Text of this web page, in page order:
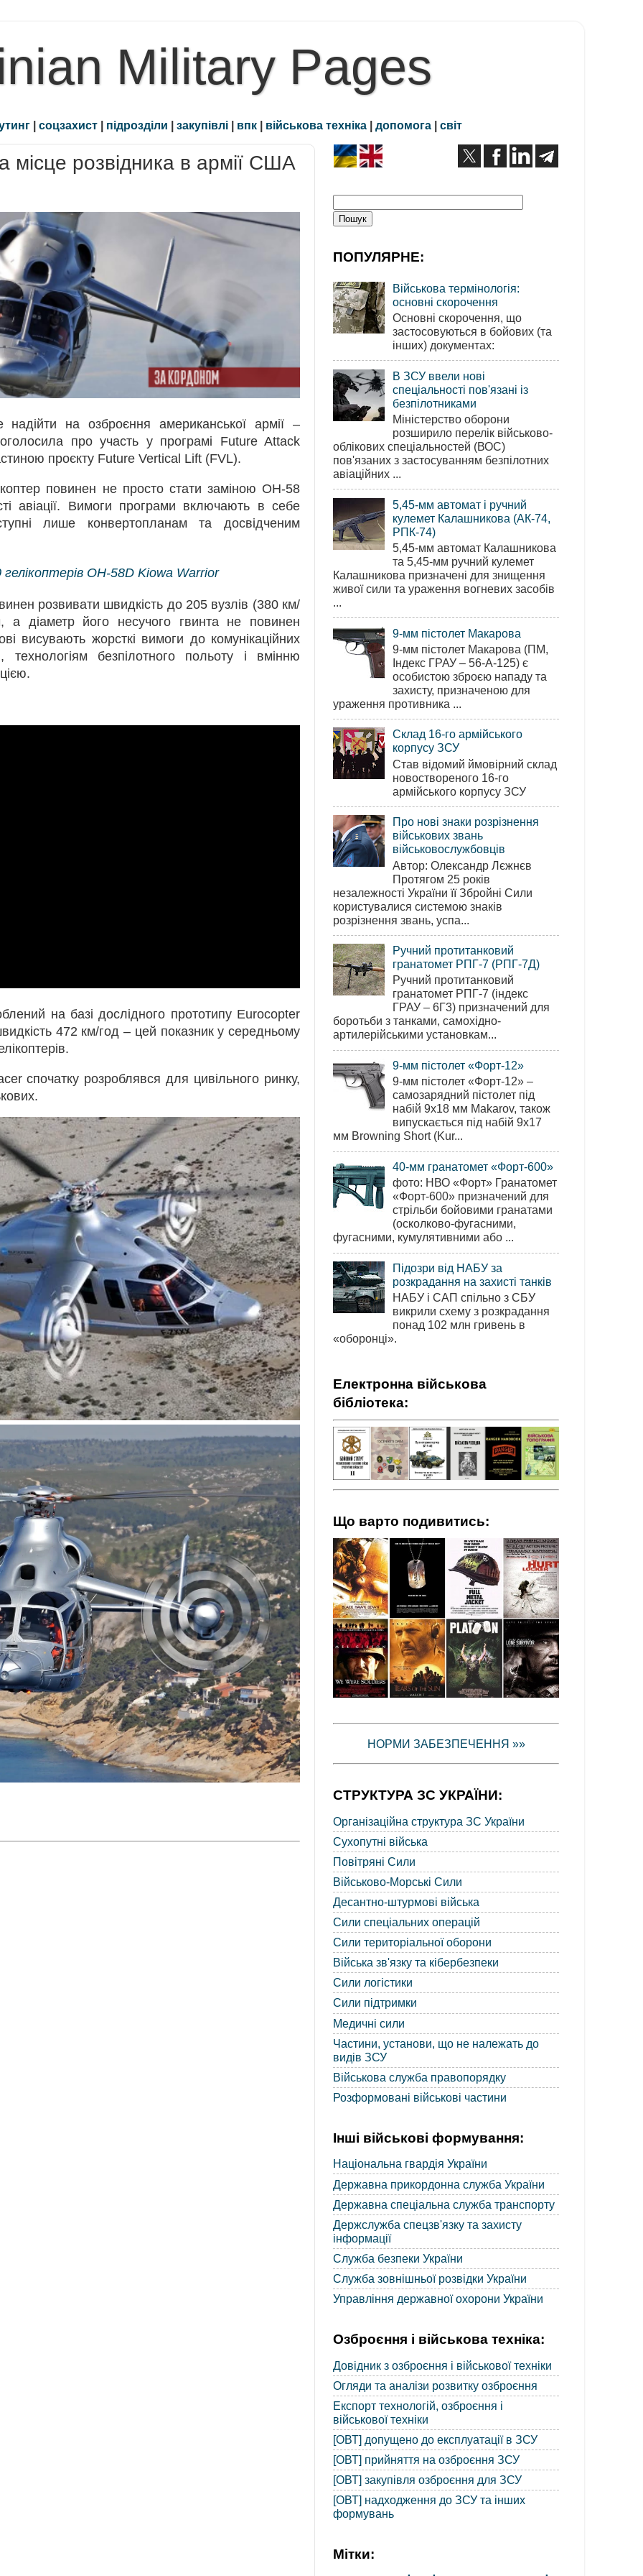
Military Pages
| соцзахист | підрозділи | закупівлі | впк | військова техніка | допомога | світ
місце розвідника в армії США
на озброєння американської армії –
про участь у програмі Future Attack
проєкту Future Vertical Lift (FVL).
повинен не просто стати заміною OH-58
авіації. Вимоги програми включають в себе
лише конвертопланам та досвідченим
OH-58D Kiowa Warrior
розвивати швидкість до 205 вузлів (380 км/
діаметр його несучого гвинта не повинен
висувають жорсткі вимоги до комунікаційних
безпілотного польоту і вмінню
на базі дослідного прототипу Eurocopter
472 км/год – цей показник у середньому
спочатку розроблявся для цивільного ринку,
ПОПУЛЯРНЕ:
Військова термінологія:
основні скорочення
Основні скорочення, що
застосовуються в бойових (та
інших) документах:
В ЗСУ ввели нові
спеціальності пов'язані із
безпілотниками
Міністерство оборони
розширило перелік військово-
облікових спеціальностей (ВОС)
пов'язаних з застосуванням безпілотних
авіаційних ...
5,45-мм автомат і ручний
кулемет Калашникова (АК-74,
РПК-74)
5,45-мм автомат Калашникова
та 5,45-мм ручний кулемет
Калашникова призначені для знищення
живої сили та ураження вогневих засобів
...
9-мм пістолет Макарова
9-мм пістолет Макарова (ПМ,
Індекс ГРАУ – 56-А-125) є
особистою зброєю нападу та
захисту, призначеною для
ураження противника ...
Склад 16-го армійського
корпусу ЗСУ
Став відомий ймовірний склад
новоствореного 16-го
армійського корпусу ЗСУ
Про нові знаки розрізнення
військових звань
військовослужбовців
Автор: Олександр Лєжнєв
Протягом 25 років
незалежності України її Збройні Сили
користувалися системою знаків
розрізнення звань, успа...
Ручний протитанковий
гранатомет РПГ-7 (РПГ-7Д)
Ручний протитанковий
гранатомет РПГ-7 (індекс
ГРАУ – 6Г3) призначений для
боротьби з танками, самохідно-
артилерійськими установкам...
9-мм пістолет «Форт-12»
9-мм пістолет «Форт-12» –
самозарядний пістолет під
набій 9х18 мм Makarov, також
випускається під набій 9х17
мм Browning Short (Kur...
40-мм гранатомет «Форт-600»
фото: НВО «Форт» Гранатомет
«Форт-600» призначений для
стрільби бойовими гранатами
(осколково-фугасними,
фугасними, кумулятивними або ...
Підозри від НАБУ за
розкрадання на захисті танків
НАБУ і САП спільно з СБУ
викрили схему з розкрадання
понад 102 млн гривень в
«оборонці».
Електронна військова
бібліотека:
Що варто подивитись:
НОРМИ ЗАБЕЗПЕЧЕННЯ »»
СТРУКТУРА ЗС УКРАЇНИ:
Організаційна структура ЗС України
Сухопутні війська
Повітряні Сили
Військово-Морські Сили
Десантно-штурмові війська
Сили спеціальних операцій
Сили територіальної оборони
Війська зв'язку та кібербезпеки
Сили логістики
Сили підтримки
Медичні сили
Частини, установи, що не належать до
видів ЗСУ
Військова служба правопорядку
Розформовані військові частини
Інші військові формування:
Національна гвардія України
Державна прикордонна служба України
Державна спеціальна служба транспорту
Держслужба спецзв'язку та захисту
інформації
Служба безпеки України
Служба зовнішньої розвідки України
Управління державної охорони України
Озброєння і військова техніка:
Довідник з озброєння і військової техніки
Огляди та аналізи розвитку озброєння
Експорт технологій, озброєння і
військової техніки
[ОВТ] допущено до експлуатації в ЗСУ
[ОВТ] прийняття на озброєння ЗСУ
[ОВТ] закупівля озброєння для ЗСУ
[ОВТ] надходження до ЗСУ та інших
формувань
Мітки: